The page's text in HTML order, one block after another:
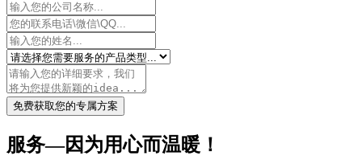
免费获取您的专属方案
服务—因为用心而温暖！